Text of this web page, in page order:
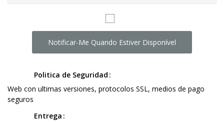
Notificar-Me Quando Estiver Disponível
Politica de Seguridad
Web con ultimas versiones, protocolos SSL, medios de pago
seguros
Entrega